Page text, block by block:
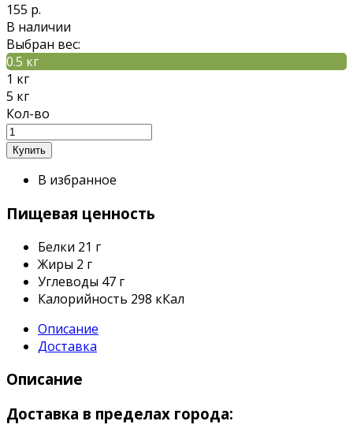
155 р.
В наличии
Выбран вес:
0.5 кг
1 кг
5 кг
Кол-во
В избранное
Пищевая ценность
Белки 21 г
Жиры 2 г
Углеводы 47 г
Калорийность 298 кКал
Описание
Доставка
Описание
Доставка в пределах города: